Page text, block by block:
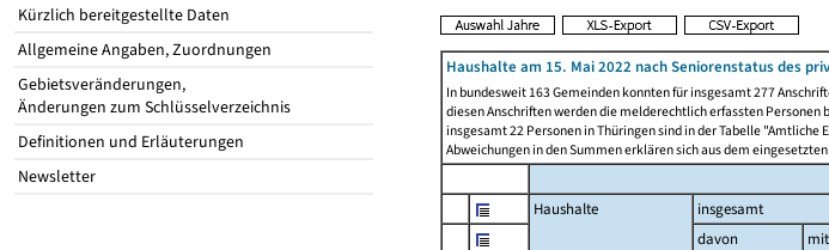
Kürzlich bereitgestellte Daten
Allgemeine Angaben, Zuordnungen
Gebietsveränderungen,
Änderungen zum Schlüsselverzeichnis
Definitionen und Erläuterungen
Newsletter
Haushalte am 15. Mai 2022 nach Seniorenstatus des
In bundesweit 163 Gemeinden konnten für insgesamt 277
diesen Anschriften werden die melderechtlich erfassten
insgesamt 22 Personen in Thüringen sind in der Tabelle
Abweichungen in den Summen erklären sich aus dem
Haushalte
insgesamt
davon